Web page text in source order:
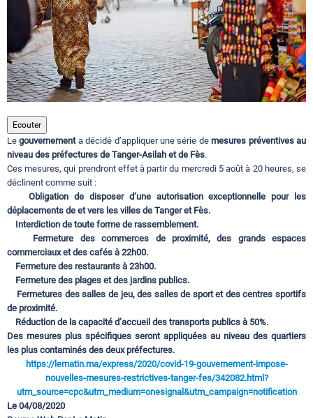
Hotels
Evenements
Contact
Ecouter
Legouvernement a décidé d’appliquer une série demesures préventives au
niveau des préfectures de Tanger-Asilah et de Fès.
Ces mesures, qui prendront effet à partir du mercredi 5 août à 20 heures, se
déclinent comme suit :
Obligation de disposer d’une autorisation exceptionnelle pour les
déplacements de et vers les villes de Tanger et Fès.
Interdiction de toute forme de rassemblement.
Fermeture des commerces de proximité, des grands espaces
commerciaux et des cafés à 22h00.
Fermeture des restaurants à 23h00.
Fermeture des plages et des jardins publics.
Fermetures des salles de jeu, des salles de sport et des centres sportifs
de proximité.
Réduction de la capacité d’accueil des transports publics à 50%.
Des mesures plus spécifiques seront appliquées au niveau des quartiers
les plus contaminés des deux préfectures.
https://lematin.ma/express/2020/covid-19-gouvernement-impose-
nouvelles-mesures-restrictives-tanger-fes/342082.html?
utm_source=cpc&utm_medium=onesignal&utm_campaign=notification
Le 04/08/2020